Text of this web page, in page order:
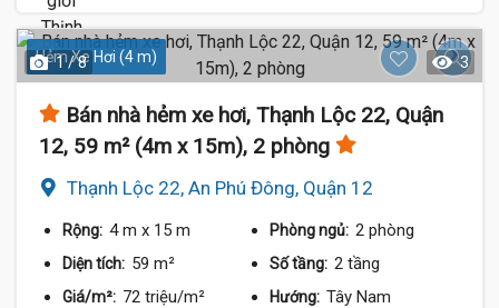
Hẻm Xe Hơi (4 m)
1 / 8 3
Bán nhà hẻm xe hơi, Thạnh Lộc 22, Quận
12, 59 m² (4m x 15m), 2 phòng
Thạnh Lộc 22, An Phú Đông, Quận 12
Rộng: 4 m x 15 m Phòng ngủ: 2 phòng
Diện tích: 59 m² Số tầng: 2 tầng
Giá/m²: 72 triệu/m² Hướng: Tây Nam